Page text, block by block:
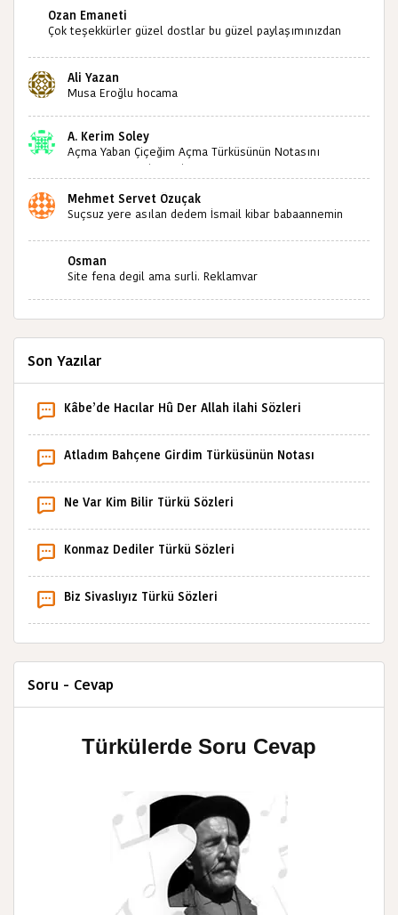
Ozan Emaneti
Çok teşekkürler güzel dostlar bu güzel paylaşımınızdan
ölmeyecektir tekrar teşekkürler saygılarımla
Ali Yazan
Musa Eroğlu hocama
A. Kerim Soley
Açma Yaban Çiçeğim Açma Türküsünün Notasını
Bulabilir miyiz ?İlginiz İçin Şimdiden Teşekkürler.
Mehmet Servet Özuçak
Suçsuz yere asılan dedem İsmail kibar babaannemin
Osman
Site fena degil ama surli. Reklamvar
Son Yazılar
Kâbe’de Hacılar Hû Der Allah ilahi Sözleri
Atladım Bahçene Girdim Türküsünün Notası
Ne Var Kim Bilir Türkü Sözleri
Konmaz Dediler Türkü Sözleri
Biz Sivaslıyız Türkü Sözleri
Soru - Cevap
Türkülerde Soru Cevap